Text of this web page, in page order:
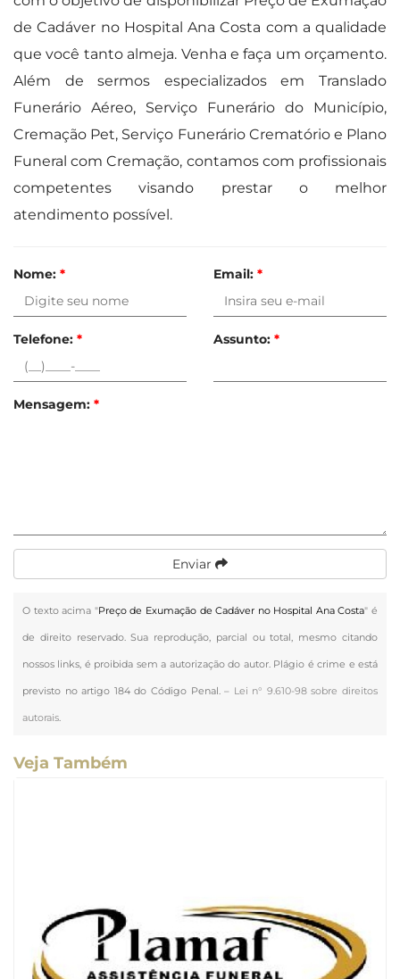
de Cadáver no Hospital Ana Costa com a qualidade
que você tanto almeja. Venha e faça um orçamento.
Além de sermos especializados em Translado
Funerário Aéreo, Serviço Funerário do Município,
Cremação Pet, Serviço Funerário Crematório e Plano
Funeral com Cremação, contamos com profissionais
competentes visando prestar o melhor
atendimento possível.
Nome: * Email: *
Telefone: * Assunto: *
Mensagem: *
Enviar
O texto acima "Preço de Exumação de Cadáver no Hospital Ana Costa" é
de direito reservado. Sua reprodução, parcial ou total, mesmo citando
nossos links, é proibida sem a autorização do autor. Plágio é crime e está
previsto no artigo 184 do Código Penal. – Lei n° 9.610-98 sobre direitos
autorais.
Veja Também